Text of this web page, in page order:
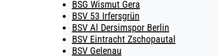
BSG Wismut Gera
BSV 53 Irfersgrün
BSV Al Dersimspor Berlin
BSV Eintracht Zschopautal
BSV Gelenau